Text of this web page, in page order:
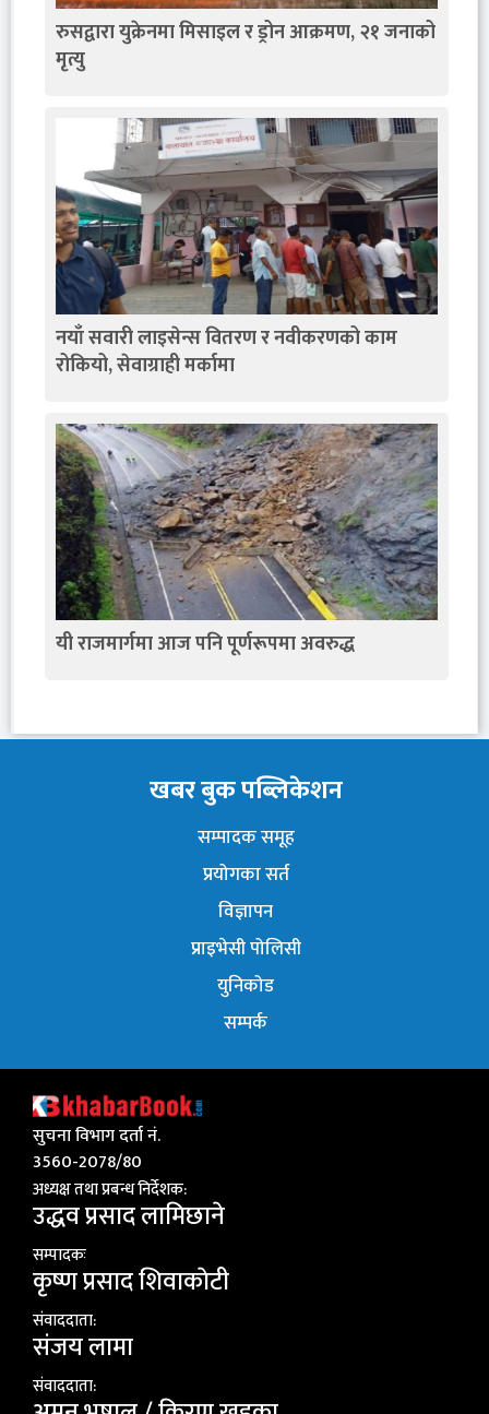
रुसद्वारा युक्रेनमा मिसाइल र ड्रोन आक्रमण, २१ जनाको
मृत्यु
नयाँ सवारी लाइसेन्स वितरण र नवीकरणको काम
रोकियो, सेवाग्राही मर्कामा
यी राजमार्गमा आज पनि पूर्णरूपमा अवरुद्ध
खबर बुक पब्लिकेशन
सम्पादक समूह
प्रयोगका सर्त
विज्ञापन
प्राइभेसी पोलिसी
युनिकोड
सम्पर्क
सुचना विभाग दर्ता नं.
3560-2078/80
अध्यक्ष तथा प्रबन्ध निर्देशक:
उद्धव प्रसाद लामिछाने
सम्पादकः
कृष्ण प्रसाद शिवाकाेटी
संवाददाता:
संजय लामा
संवाददाता: